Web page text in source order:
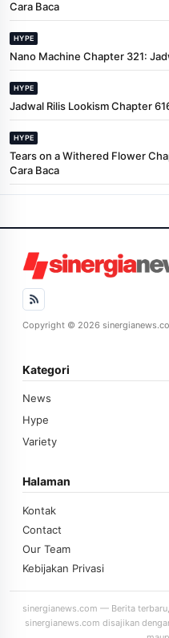
Cara Baca
HYPE
Nano Machine Chapter 321:
HYPE
Jadwal Rilis Lookism Chapter
HYPE
Tears on a Withered Flower
Cara Baca
Copyright © 2026
Kategori
News
Hype
Variety
Halaman
Kontak
Contact
Our Team
Kebijakan Privasi
sinergianews.com — Berita
sinergianews.com disajikan